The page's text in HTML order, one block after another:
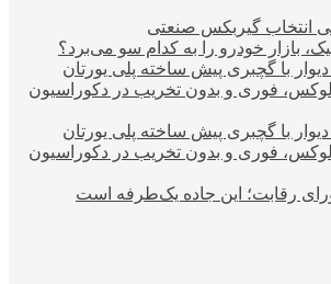
انتخاب گیربکس صنعتی
بازار خودرو را به کدام سو می‌برد؟
دیوار با گچبری پیش ساخته پلی یورتان
فوری و بدون تخریب در دکوراسیون
دیوار با گچبری پیش ساخته پلی یورتان
فوری و بدون تخریب در دکوراسیون